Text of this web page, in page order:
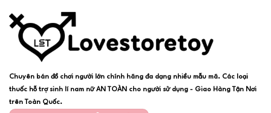
Chuyên bán đồ chơi người lớn chính hãng đa dạng nhiều mẫu mã. Các loại
thuốc hỗ trợ sinh lí nam nữ AN TOÀN cho người sử dụng - Giao Hàng Tận Nơi
trên Toàn Quốc.